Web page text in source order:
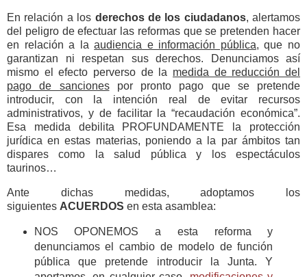
En relación a los derechos de los ciudadanos, alertamos
del peligro de efectuar las reformas que se pretenden hacer
en relación a laaudiencia e información pública, que no
garantizan ni respetan sus derechos. Denunciamos así
mismo el efecto perverso de la medida de reducción del
pago de sancionespor pronto pago que se pretende
introducir, con la intención real de evitar recursos
administrativos, y de facilitar la “recaudación económica”.
Esa medida debilita PROFUNDAMENTE la protección
jurídica en estas materias, poniendo a la par ámbitos tan
dispares como la salud pública y los espectáculos
taurinos…
Ante dichas medidas, adoptamos los
siguientes ACUERDOS en esta asamblea:
NOS OPONEMOS a esta reforma y
denunciamos el cambio de modelo de función
pública que pretende introducir la Junta. Y